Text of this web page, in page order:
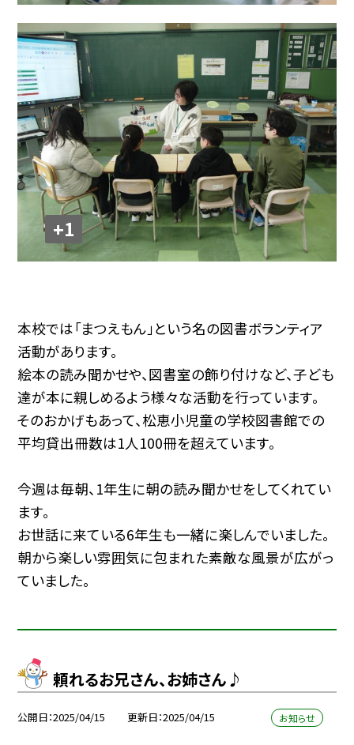
+1
本校では「まつえもん」という名の図書ボランティア
活動があります。
絵本の読み聞かせや、図書室の飾り付けなど、子ども
達が本に親しめるよう様々な活動を行っています。
そのおかげもあって、松恵小児童の学校図書館での
平均貸出冊数は1人100冊を超えています。
今週は毎朝、1年生に朝の読み聞かせをしてくれてい
ます。
お世話に来ている6年生も一緒に楽しんでいました。
朝から楽しい雰囲気に包まれた素敵な風景が広がっ
ていました。
頼れるお兄さん、お姉さん♪
公開日 2025/04/15 更新日 2025/04/15 お知らせ